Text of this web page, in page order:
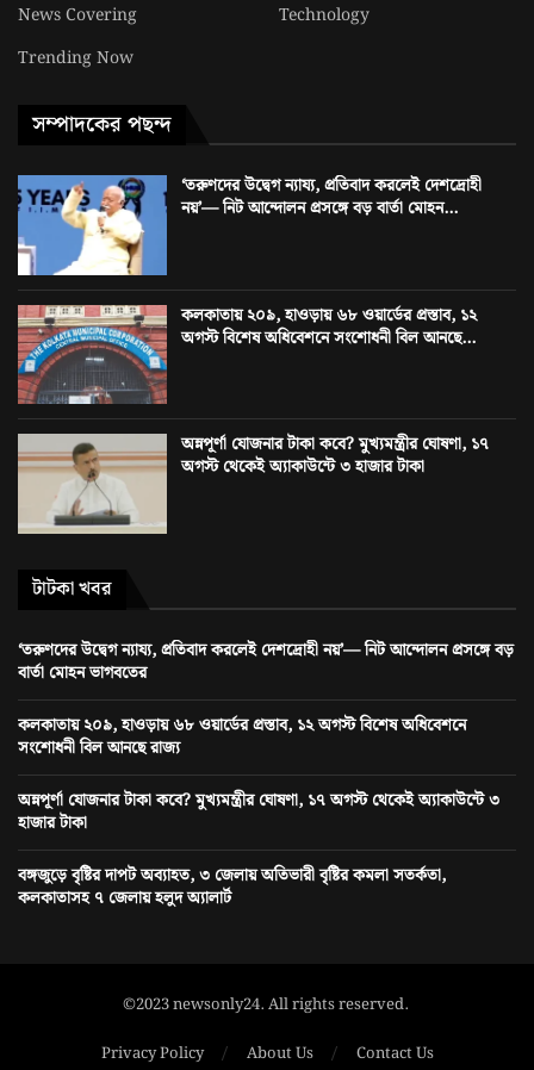
News Covering
Technology
Trending Now
সম্পাদকের পছন্দ
‘তরুণদের উদ্বেগ ন্যায্য, প্রতিবাদ করলেই দেশদ্রোহী
নয়’— নিট আন্দোলন প্রসঙ্গে বড় বার্তা মোহন...
কলকাতায় ২০৯, হাওড়ায় ৬৮ ওয়ার্ডের প্রস্তাব, ১২
অগস্ট বিশেষ অধিবেশনে সংশোধনী বিল আনছে...
অন্নপূর্ণা যোজনার টাকা কবে? মুখ্যমন্ত্রীর ঘোষণা, ১৭
অগস্ট থেকেই অ্যাকাউন্টে ৩ হাজার টাকা
টাটকা খবর
‘তরুণদের উদ্বেগ ন্যায্য, প্রতিবাদ করলেই দেশদ্রোহী নয়’— নিট আন্দোলন প্রসঙ্গে বড়
বার্তা মোহন ভাগবতের
কলকাতায় ২০৯, হাওড়ায় ৬৮ ওয়ার্ডের প্রস্তাব, ১২ অগস্ট বিশেষ অধিবেশনে
সংশোধনী বিল আনছে রাজ্য
অন্নপূর্ণা যোজনার টাকা কবে? মুখ্যমন্ত্রীর ঘোষণা, ১৭ অগস্ট থেকেই অ্যাকাউন্টে ৩
হাজার টাকা
বঙ্গজুড়ে বৃষ্টির দাপট অব্যাহত, ৩ জেলায় অতিভারী বৃষ্টির কমলা সতর্কতা,
কলকাতাসহ ৭ জেলায় হলুদ অ্যালার্ট
©2023 newsonly24. All rights reserved.
Privacy Policy
About Us Contact Us